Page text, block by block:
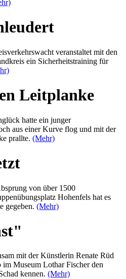
veranstaltet mit den
ein Sicherheitstraining für
Leitplanke
hatte ein junger
aus einer Kurve flog und mit der
prallte. (Mehr)
von über 1500
Hohenfels hat es
gegeben. (Mehr)
mit der Künstlerin Renate Rüd
Museum Lothar Fischer den
kennen. (Mehr)